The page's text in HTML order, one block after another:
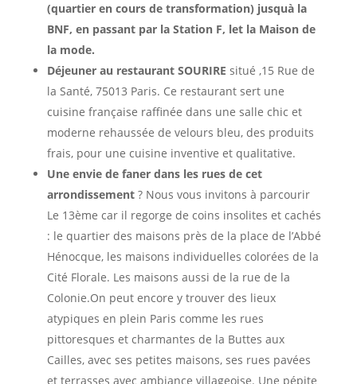
(quartier en cours de transformation) jusquà la
BNF, en passant par la Station F, let la Maison de
la mode.
Déjeuner au restaurant SOURIRE situé ,15 Rue de
la Santé, 75013 Paris. Ce restaurant sert une
cuisine française raffinée dans une salle chic et
moderne rehaussée de velours bleu, des produits
frais, pour une cuisine inventive et qualitative.
Une envie de faner dans les rues de cet
arrondissement? Nous vous invitons à parcourir
Le 13ème car il regorge de coins insolites et cachés
: le quartier des maisons près de la place de l’Abbé
Hénocque, les maisons individuelles colorées de la
Cité Florale. Les maisons aussi de la rue de la
Colonie.On peut encore y trouver des lieux
atypiques en plein Paris comme les rues
pittoresques et charmantes de la Buttes aux
Cailles, avec ses petites maisons, ses rues pavées
et terrasses avec ambiance villageoise. Une pépite